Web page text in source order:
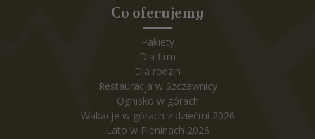
Co oferujemy
Pakiety
Dla firm
Dla rodzin
Restauracja w Szczawnicy
Ognisko w górach
Wakacje w górach z dziećmi 2026
Lato w Pieninach 2026